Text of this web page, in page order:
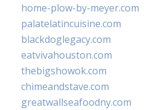
home-plow-by-meyer.com
palatelatincuisine.com
blackdoglegacy.com
eatvivahouston.com
thebigshowok.com
chimeandstave.com
greatwallseafoodny.com